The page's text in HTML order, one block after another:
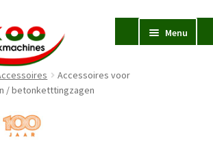
Menu
Accessoires voor
/ betonketttingzagen